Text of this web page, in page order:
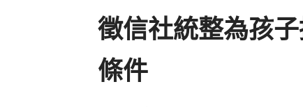
徵信社統整為孩
條件